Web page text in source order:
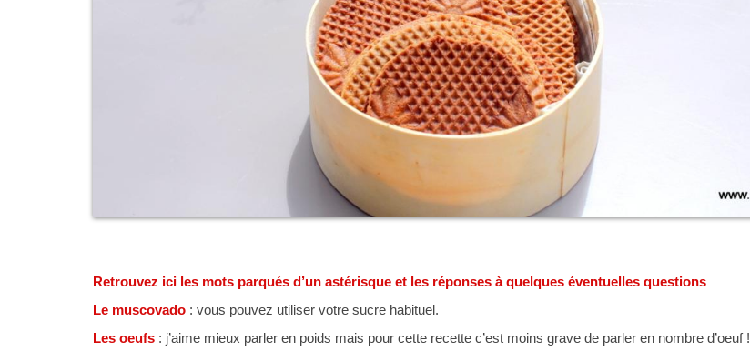
Retrouvez ici les mots parqués d’un astérisque et les réponses à quelques éventuelles questions
Le muscovado : vous pouvez utiliser votre sucre habituel.
Les oeufs : j’aime mieux parler en poids mais pour cette recette c’est moins grave de parler en nombre d’oeuf !